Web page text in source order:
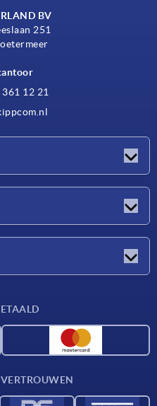
BV
251
12 21